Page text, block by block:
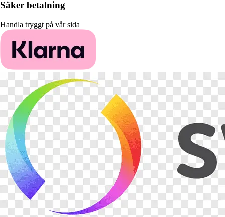
Säker betalning
Handla tryggt på vår sida